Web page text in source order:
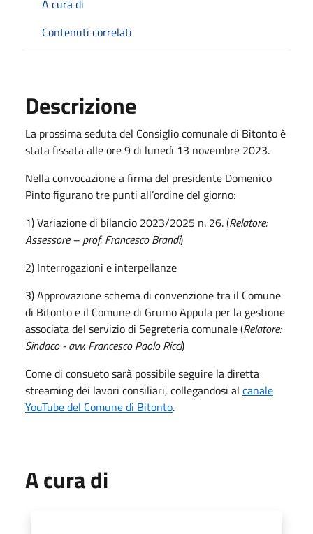
A cura di
Contenuti correlati
Descrizione
La prossima seduta del Consiglio comunale di Bitonto è
stata fissata alle ore 9 di lunedì 13 novembre 2023.
Nella convocazione a firma del presidente Domenico
Pinto figurano tre punti all’ordine del giorno:
1) Variazione di bilancio 2023/2025 n. 26. (Relatore:
Assessore – prof. Francesco Brandi)
2) Interrogazioni e interpellanze
3) Approvazione schema di convenzione tra il Comune
di Bitonto e il Comune di Grumo Appula per la gestione
associata del servizio di Segreteria comunale (Relatore:
Sindaco - avv. Francesco Paolo Ricci)
Come di consueto sarà possibile seguire la diretta
streaming dei lavori consiliari, collegandosi al canale
YouTube del Comune di Bitonto.
A cura di